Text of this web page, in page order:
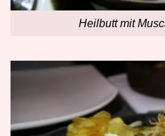
Heilbutt mit